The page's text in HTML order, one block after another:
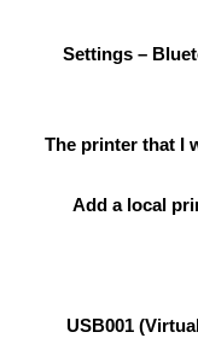
Settings –
“The printer that I
Add a local
USB001